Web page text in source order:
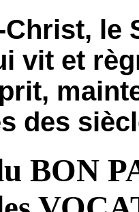
le
vit et
des
BON